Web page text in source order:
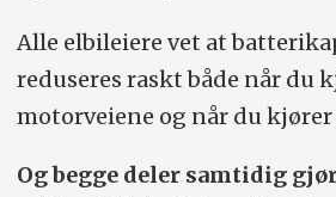
Alle elbileiere vet at
reduseres raskt både når du
motorveiene og når du
Og begge deler samtidig